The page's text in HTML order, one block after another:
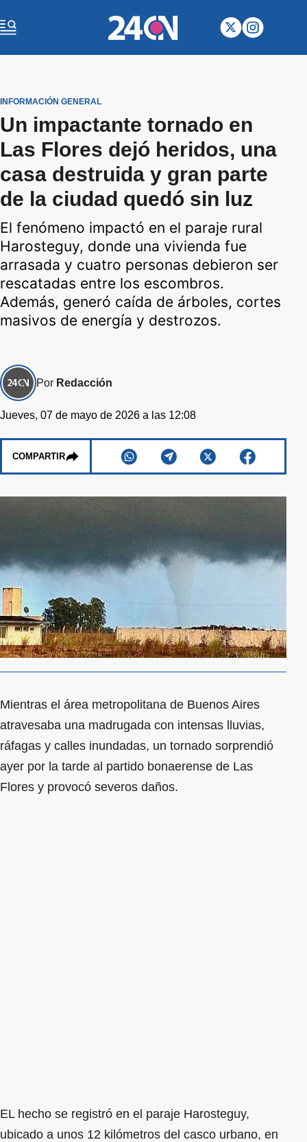
INFORMACIÓN GENERAL
Un impactante tornado en
Las Flores dejó heridos, una
casa destruida y gran parte
de la ciudad quedó sin luz
El fenómeno impactó en el paraje rural
Harosteguy, donde una vivienda fue
arrasada y cuatro personas debieron ser
rescatadas entre los escombros.
Además, generó caída de árboles, cortes
masivos de energía y destrozos.
Por Redacción
Jueves, 07 de mayo de 2026 a las 12:08
COMPARTIR
Mientras el área metropolitana de Buenos Aires
atravesaba una madrugada con intensas lluvias,
ráfagas y calles inundadas, un tornado sorprendió
ayer por la tarde al partido bonaerense de Las
Flores y provocó severos daños.
EL hecho se registró en el paraje Harosteguy,
ubicado a unos 12 kilómetros del casco urbano, en